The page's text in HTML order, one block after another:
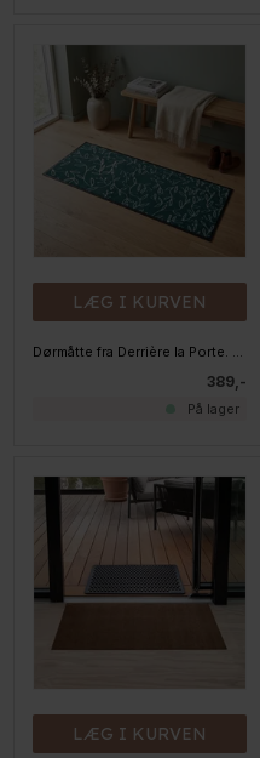
LÆG I KURVEN
389,-
På lager
LÆG I KURVEN